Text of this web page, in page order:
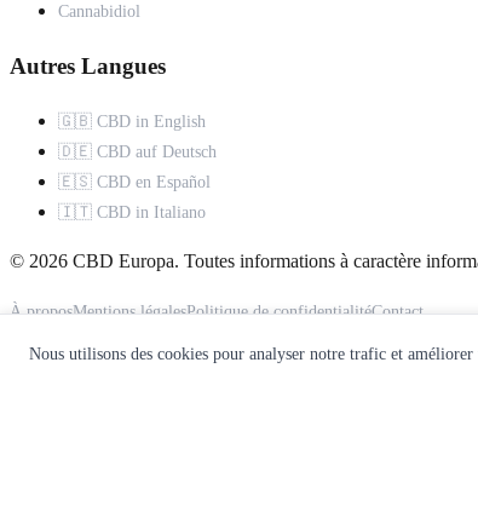
Cannabidiol
Autres Langues
🇬🇧 CBD in English
🇩🇪 CBD auf Deutsch
🇪🇸 CBD en Español
🇮🇹 CBD in Italiano
© 2026 CBD Europa. Toutes informations à caractère
À proposMentions légalesPolitique de confidentialitéContact
Ce site ne constitue pas un avis médical. Consultez un
Nous utilisons des cookies pour analyser notre trafic et